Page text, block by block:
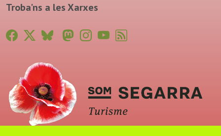
Troba'ns a les Xarxes